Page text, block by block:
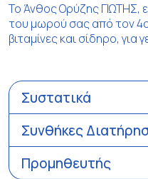
Το Άνθος Ορύζης ΓΙΩΤΗΣ,
του μωρού σας από τον
βιταμίνες και σίδηρο, για
Συστατικά
Συνθήκες
Προμηθευτής